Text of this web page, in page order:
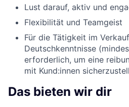
Lust darauf, aktiv und
Flexibilität und Teamgeist
Für die Tätigkeit im
Deutschkenntnisse
erforderlich, um eine
mit Kund:innen
Das bieten wir dir